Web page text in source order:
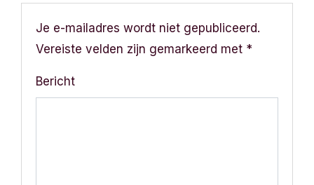
Je e-mailadres wordt niet gepubliceerd.
Vereiste velden zijn gemarkeerd met *
Bericht